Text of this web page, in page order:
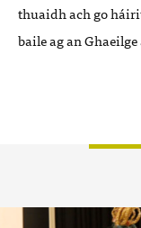
thuaidh ach go
baile ag an